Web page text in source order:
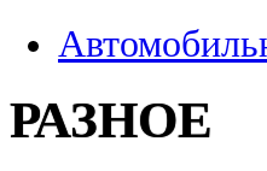
РАЗНОЕ